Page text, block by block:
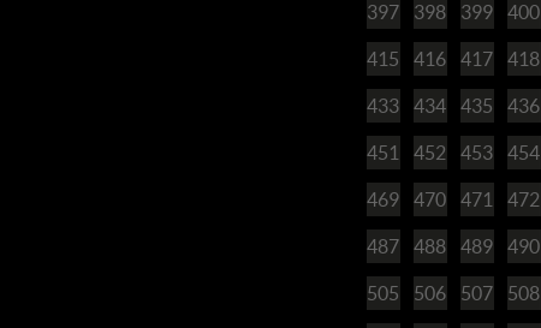
397 398 399 400
415 416 417 418
433 434 435 436
451 452 453 454
469 470 471 472
487 488 489 490
505 506 507 508